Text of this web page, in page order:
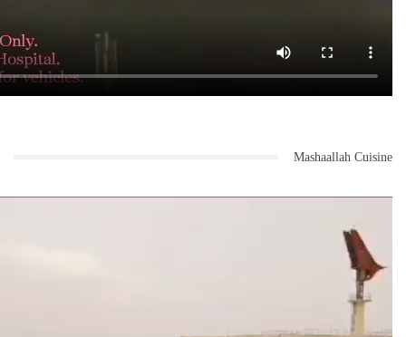
Mashaallah Cuisine